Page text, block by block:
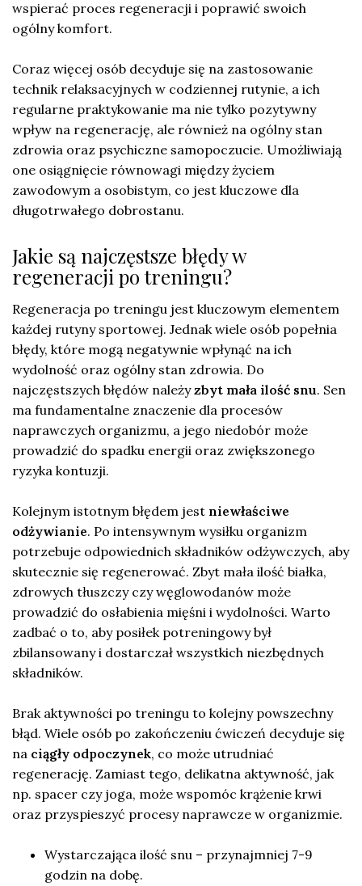
wspierać proces regeneracji i poprawić swoich
ogólny komfort.
Coraz więcej osób decyduje się na zastosowanie
technik relaksacyjnych w codziennej rutynie, a ich
regularne praktykowanie ma nie tylko pozytywny
wpływ na regenerację, ale również na ogólny stan
zdrowia oraz psychiczne samopoczucie. Umożliwiają
one osiągnięcie równowagi między życiem
zawodowym a osobistym, co jest kluczowe dla
długotrwałego dobrostanu.
Jakie są najczęstsze błędy w
regeneracji po treningu?
Regeneracja po treningu jest kluczowym elementem
każdej rutyny sportowej. Jednak wiele osób popełnia
błędy, które mogą negatywnie wpłynąć na ich
wydolność oraz ogólny stan zdrowia. Do
najczęstszych błędów należyzbyt mała ilość snu. Sen
ma fundamentalne znaczenie dla procesów
naprawczych organizmu, a jego niedobór może
prowadzić do spadku energii oraz zwiększonego
ryzyka kontuzji.
Kolejnym istotnym błędem jest niewłaściwe
odżywianie. Po intensywnym wysiłku organizm
potrzebuje odpowiednich składników odżywczych, aby
skutecznie się regenerować. Zbyt mała ilość białka,
zdrowych tłuszczy czy węglowodanów może
prowadzić do osłabienia mięśni i wydolności. Warto
zadbać o to, aby posiłek potreningowy był
zbilansowany i dostarczał wszystkich niezbędnych
składników.
Brak aktywności po treningu to kolejny powszechny
błąd. Wiele osób po zakończeniu ćwiczeń decyduje się
na ciągły odpoczynek, co może utrudniać
regenerację. Zamiast tego, delikatna aktywność, jak
np. spacer czy joga, może wspomóc krążenie krwi
oraz przyspieszyć procesy naprawcze w organizmie.
Wystarczająca ilość snu – przynajmniej 7-9
godzin na dobę.